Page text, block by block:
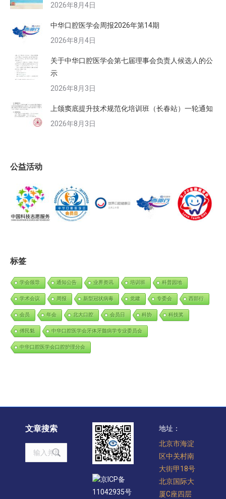
2026年8月4日
中华口腔医学会周报2026年第14期
2026年8月4日
关于中华口腔医学会第七届理事会负责人候选人的公
示
2026年8月3日
上颌窦底提升技术规范化培训班（长春站）一轮通知
2026年8月3日
公益活动
标签
学会领导 通知公告 业界资讯 培训班 科普园地
学术会议 周报 新型冠状病毒 党建 专委会 西部行
会员 年会 北大口腔 会员日 科协 科技奖
傅民魁 中华口腔医学会牙体牙髓病学专业委员会
中华口腔医学会口腔护理分会
文章搜索
Search:
京ICP备
11042935号
地址：
北京市海淀
区中关村南
大街甲18号
北京国际大
厦C座四层